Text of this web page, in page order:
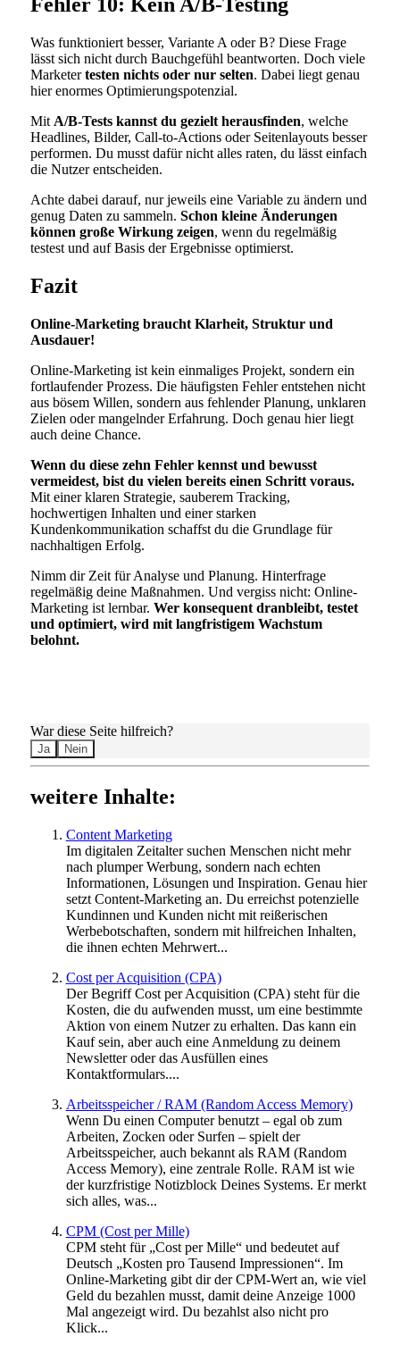
Was funktioniert besser, Variante A oder B? Diese Frage
lässt sich nicht durch Bauchgefühl beantworten. Doch viele
Marketertesten nichts oder nur selten. Dabei liegt genau
hier enormes Optimierungspotenzial.
Mit A/B-Tests kannst du gezielt herausfinden, welche
Headlines, Bilder, Call-to-Actions oder Seitenlayouts besser
performen. Du musst dafür nicht alles raten, du lässt einfach
die Nutzer entscheiden.
Achte dabei darauf, nur jeweils eine Variable zu ändern und
genug Daten zu sammeln. Schon kleine Änderungen
können große Wirkung zeigen, wenn du regelmäßig
testest und auf Basis der Ergebnisse optimierst.
Fazit
Online-Marketing braucht Klarheit, Struktur und
Ausdauer!
Online-Marketing ist kein einmaliges Projekt, sondern ein
fortlaufender Prozess. Die häufigsten Fehler entstehen nicht
aus bösem Willen, sondern aus fehlender Planung, unklaren
Zielen oder mangelnder Erfahrung. Doch genau hier liegt
auch deine Chance.
Wenn du diese zehn Fehler kennst und bewusst
vermeidest, bist du vielen bereits einen Schritt voraus.
Mit einer klaren Strategie, sauberem Tracking,
hochwertigen Inhalten und einer starken
Kundenkommunikation schaffst du die Grundlage für
nachhaltigen Erfolg.
Nimm dir Zeit für Analyse und Planung. Hinterfrage
regelmäßig deine Maßnahmen. Und vergiss nicht: Online-
Marketing ist lernbar. Wer konsequent dranbleibt, testet
und optimiert, wird mit langfristigem Wachstum
belohnt.
War diese Seite hilfreich?
Ja Nein
weitere Inhalte:
Content Marketing
Im digitalen Zeitalter suchen Menschen nicht mehr
nach plumper Werbung, sondern nach echten
Informationen, Lösungen und Inspiration. Genau hier
setzt Content-Marketing an. Du erreichst potenzielle
Kundinnen und Kunden nicht mit reißerischen
Werbebotschaften, sondern mit hilfreichen Inhalten,
die ihnen echten Mehrwert...
Cost per Acquisition (CPA)
Der Begriff Cost per Acquisition (CPA) steht für die
Kosten, die du aufwenden musst, um eine bestimmte
Aktion von einem Nutzer zu erhalten. Das kann ein
Kauf sein, aber auch eine Anmeldung zu deinem
Newsletter oder das Ausfüllen eines
Kontaktformulars....
Arbeitsspeicher / RAM (Random Access Memory)
Wenn Du einen Computer benutzt – egal ob zum
Arbeiten, Zocken oder Surfen – spielt der
Arbeitsspeicher, auch bekannt als RAM (Random
Access Memory), eine zentrale Rolle. RAM ist wie
der kurzfristige Notizblock Deines Systems. Er merkt
sich alles, was...
CPM (Cost per Mille)
CPM steht für „Cost per Mille“ und bedeutet auf
Deutsch „Kosten pro Tausend Impressionen“. Im
Online-Marketing gibt dir der CPM-Wert an, wie viel
Geld du bezahlen musst, damit deine Anzeige 1000
Mal angezeigt wird. Du bezahlst also nicht pro
Klick...